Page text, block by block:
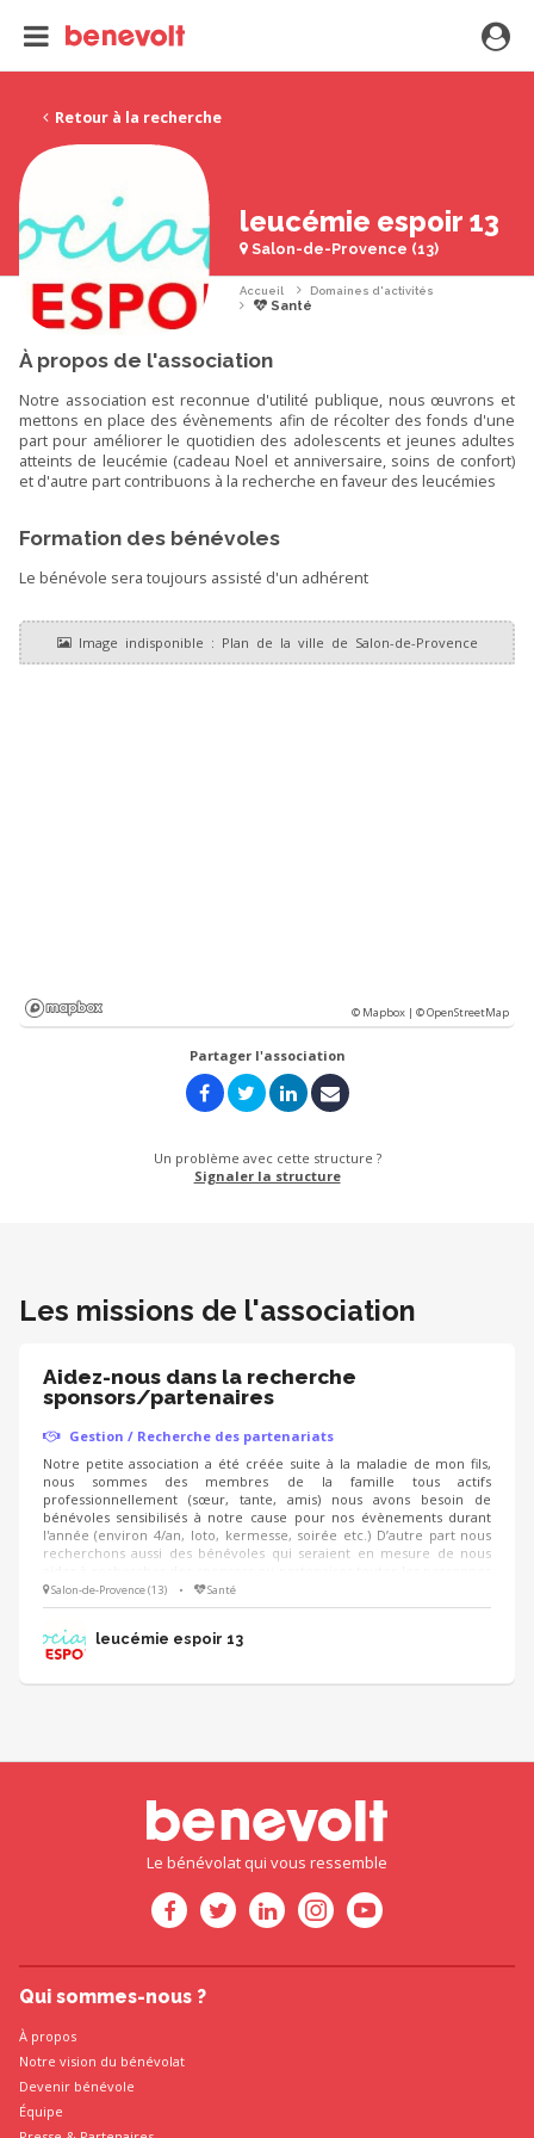
Retour à la recherche
leucémie espoir 13
Salon-de-Provence (13)
Accueil Domaines d'activités
Santé
À propos de l'association
Notre association est reconnue d'utilité publique, nous œuvrons et
mettons en place des évènements afin de récolter des fonds d'une
part pour améliorer le quotidien des adolescents et jeunes adultes
atteints de leucémie (cadeau Noel et anniversaire, soins de confort)
et d'autre part contribuons à la recherche en faveur des leucémies
Formation des bénévoles
Le bénévole sera toujours assisté d'un adhérent
© Mapbox |© OpenStreetMap
Partager l'association
Un problème avec cette structure ?
Signaler la structure
Les missions de l'association
Aidez-nous dans la recherche
sponsors/partenaires
Gestion / Recherche des partenariats
Notre petite association a été créée suite à la maladie de mon fils,
nous sommes des membres de la famille tous actifs
professionnellement (sœur, tante, amis) nous avons besoin de
bénévoles sensibilisés à notre cause pour nos évènements durant
l'année (environ 4/an, loto, kermesse, soirée etc.) D’autre part nous
recherchons aussi des bénévoles qui seraient en mesure de nous
seront les bienvenues notre association il suffit de venir avec le
sourire et la bonne humeur.
Salon-de-Provence (13) • Santé
leucémie espoir 13
Le bénévolat qui vous ressemble
Qui sommes-nous ?
À propos
Notre vision du bénévolat
Devenir bénévole
Équipe